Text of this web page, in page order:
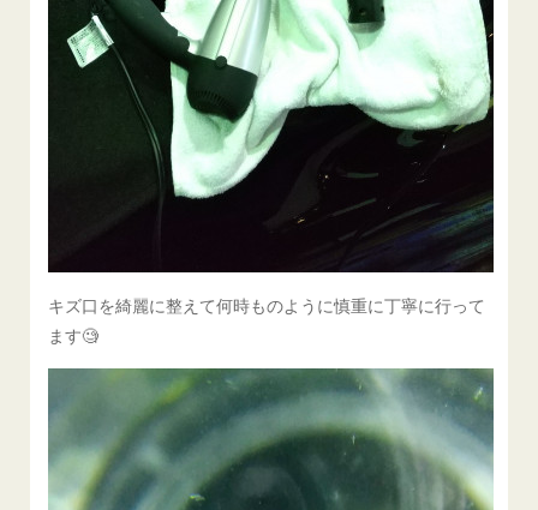
キズ口を綺麗に整えて何時ものように慎重に丁寧に行って
ます🧐